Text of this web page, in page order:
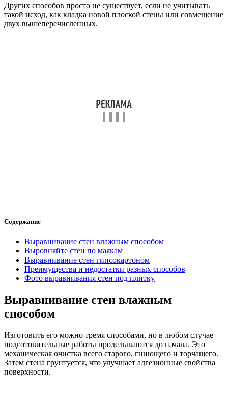
Других способов просто не существует, если не учитывать
такой исход, как кладка новой плоской стены или совмещение
двух вышеперечисленных.
Содержание
Выравнивание стен влажным способом
Выровняйте стен по маякам
Выравнивание стен гипсокартоном
Преимущества и недостатки разных способов
Фото выравнивания стен под плитку
Выравнивание стен влажным
способом
Изготовить его можно тремя способами, но в любом случае
подготовительные работы проделываются до начала. Это
механическая очистка всего старого, гниющего и торчащего.
Затем стена грунтуется, что улучшает адгезионные свойства
поверхности.